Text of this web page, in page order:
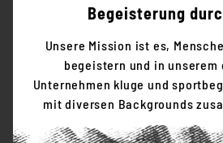
Begeisterung
Unsere Mission ist es,
begeistern und in
Unternehmen kluge und
mit diversen Backgrounds